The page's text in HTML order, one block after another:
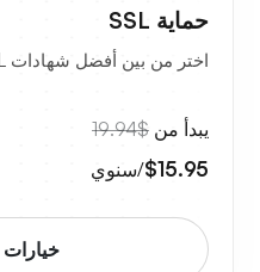
حماية SSL
اختر من بين أفضل شهادات SSL لتأمين بيانات موقعك.
يبدأ من $19.94
$15.95/سنوي